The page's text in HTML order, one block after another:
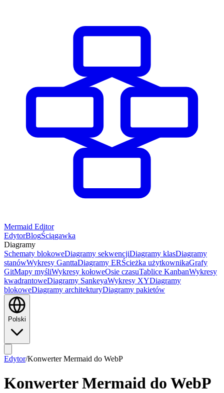
Mermaid Editor
EdytorBlogŚciągawka
Diagramy
Schematy blokoweDiagramy sekwencjiDiagramy klasDiagramy
stanówWykresy GanttaDiagramy ERŚcieżka użytkownikaGrafy
GitMapy myśliWykresy kołoweOsie czasuTablice KanbanWykresy
kwadrantoweDiagramy SankeyaWykresy XYDiagramy
blokoweDiagramy architekturyDiagramy pakietów
Polski
Edytor/Konwerter Mermaid do WebP
Konwerter Mermaid do WebP